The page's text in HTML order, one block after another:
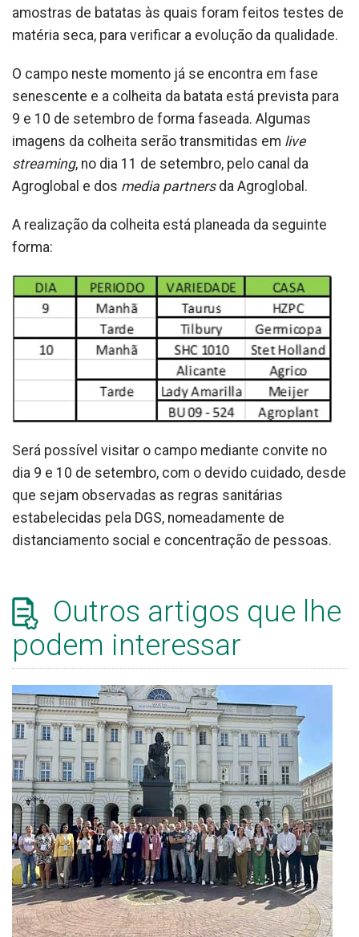
amostras de batatas às quais foram feitos testes de
matéria seca, para verificar a evolução da qualidade.
O campo neste momento já se encontra em fase
senescente e a colheita da batata está prevista para
9 e 10 de setembro de forma faseada. Algumas
imagens da colheita serão transmitidas em live
streaming, no dia 11 de setembro, pelo canal da
Agroglobal e dos media partnersda Agroglobal.
A realização da colheita está planeada da seguinte
forma:
Será possível visitar o campo mediante convite no
dia 9 e 10 de setembro, com o devido cuidado, desde
que sejam observadas as regras sanitárias
estabelecidas pela DGS, nomeadamente de
distanciamento social e concentração de pessoas.
Outros artigos que lhe
podem interessar